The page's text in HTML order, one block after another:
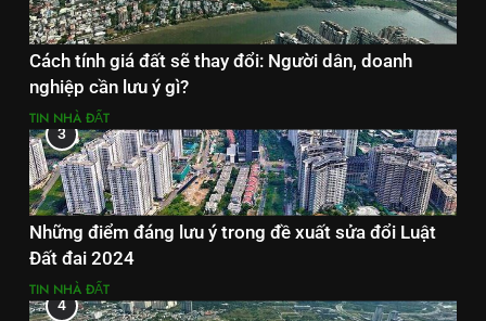
Cách tính giá đất sẽ thay đổi: Người dân, doanh
nghiệp cần lưu ý gì?
TIN NHÀ ĐẤT
3
Những điểm đáng lưu ý trong đề xuất sửa đổi Luật
Đất đai 2024
TIN NHÀ ĐẤT
4